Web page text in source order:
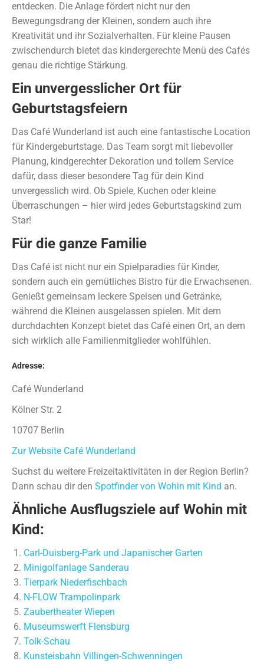
entdecken. Die Anlage fördert nicht nur den
Bewegungsdrang der Kleinen, sondern auch ihre
Kreativität und ihr Sozialverhalten. Für kleine Pausen
zwischendurch bietet das kindergerechte Menü des Cafés
genau die richtige Stärkung.
Ein unvergesslicher Ort für
Geburtstagsfeiern
Das Café Wunderland ist auch eine fantastische Location
für Kindergeburtstage. Das Team sorgt mit liebevoller
Planung, kindgerechter Dekoration und tollem Service
dafür, dass dieser besondere Tag für dein Kind
unvergesslich wird. Ob Spiele, Kuchen oder kleine
Überraschungen – hier wird jedes Geburtstagskind zum
Star!
Für die ganze Familie
Das Café ist nicht nur ein Spielparadies für Kinder,
sondern auch ein gemütliches Bistro für die Erwachsenen.
Genießt gemeinsam leckere Speisen und Getränke,
während die Kleinen ausgelassen spielen. Mit dem
durchdachten Konzept bietet das Café einen Ort, an dem
sich wirklich alle Familienmitglieder wohlfühlen.
Adresse:
Café Wunderland
Kölner Str. 2
10707 Berlin
Zur Website Café Wunderland
Suchst du weitere Freizeitaktivitäten in der Region Berlin?
Dann schau dir den Spotfinder von Wohin mit Kind an.
Ähnliche Ausflugsziele auf Wohin mit
Kind:
Carl-Duisberg-Park und Japanischer Garten
Minigolfanlage Sanderau
Tierpark Niederfischbach
N-FLOW Trampolinpark
Zaubertheater Wiepen
Museumswerft Flensburg
Tolk-Schau
Kunsteisbahn Villingen-Schwenningen